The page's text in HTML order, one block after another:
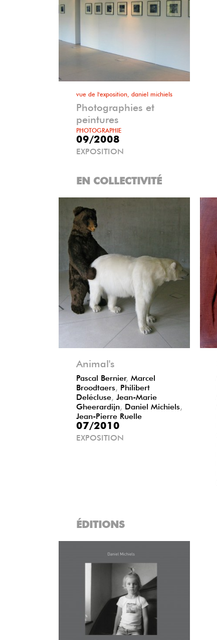
vue de l'exposition, daniel michiels
Photographies et
peintures
PHOTOGRAPHIE
09/2008
EXPOSITION
EN COLLECTIVITÉ
Animal's
Pascal Bernier, Marcel
Broodtaers Philibert
Delécluse Jean-Marie
Gheerardijn Daniel Michiels
Jean-Pierre Ruelle
07/2010
EXPOSITION
ÉDITIONS